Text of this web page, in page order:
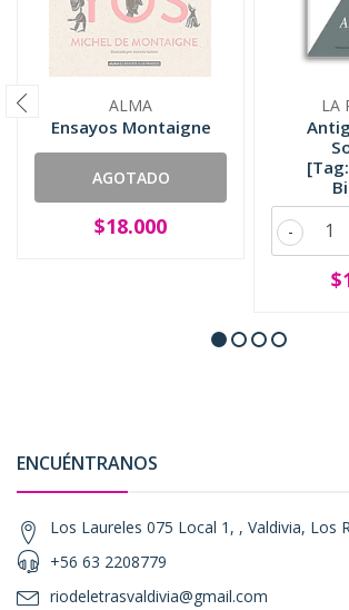
ALMA
Ensayos Montaigne
AGOTADO
$18.000
LA
-
ENCUÉNTRANOS
Los Laureles 075 Local 1, , Valdivia, Los
+56 63 2208779
riodeletrasvaldivia@gmail.com